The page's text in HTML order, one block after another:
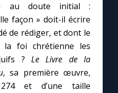
au doute initial :
façon » doit-il écrire
de rédiger, et dont le
la foi chrétienne les
? Le Livre de la
, sa première œuvre,
et d’une taille